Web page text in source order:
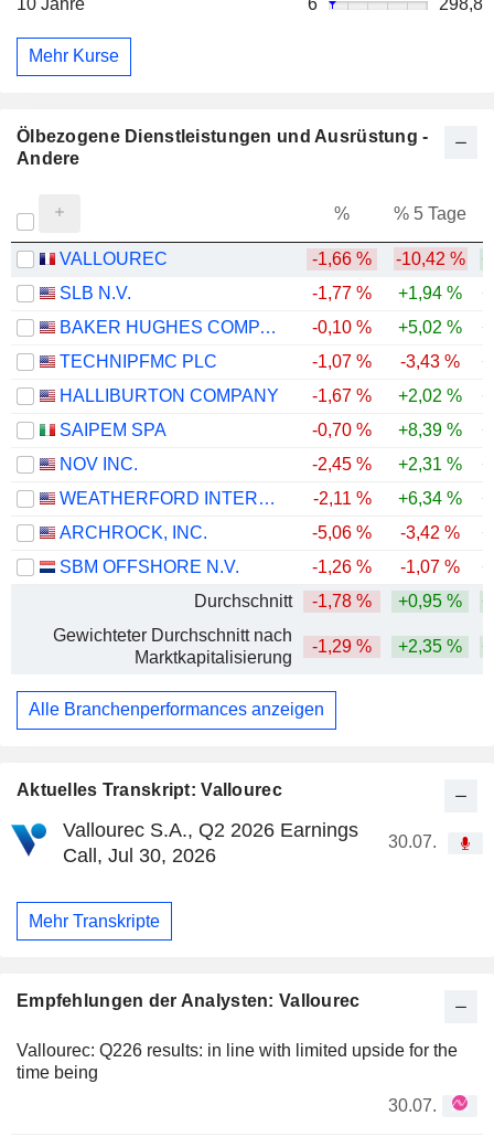
Aktuelles Transkript: Vallourec
Vallourec S.A., Q2 2026 Earnings
Call, Jul 30, 2026
30.07.
Mehr Transkripte
Empfehlungen der Analysten: Vallourec
Vallourec: Q226 results: in line with limited upside for the
time being
30.07.
Mehr Kurse
Ölbezogene Dienstleistungen und Ausrüstung -
Andere
% % 5 Tage
VALLOUREC -1,66 % -10,42 %
SLB N.V.
-1,77 % +1,94 %
BAKER HUGHES COMPANY
-0,10 % +5,02 %
TECHNIPFMC PLC
-1,07 % -3,43 %
HALLIBURTON COMPANY
-1,67 % +2,02 %
SAIPEM SPA
-0,70 % +8,39 %
NOV INC.
-2,45 % +2,31 %
WEATHERFORD INTERNATIONAL PLC
-2,11 % +6,34 %
ARCHROCK, INC.
-5,06 % -3,42 %
SBM OFFSHORE N.V.
-1,26 % -1,07 %
Durchschnitt
-1,78 % +0,95 %
Gewichteter Durchschnitt nach
Marktkapitalisierung
-1,29 % +2,35 %
Alle Branchenperformances anzeigen